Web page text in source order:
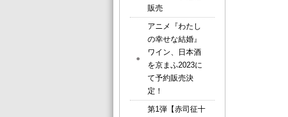
販売
アニメ『わたし
の幸せな結婚』
ワイン、日本酒
を京まふ2023に
て予約販売決
定！
第1弾【赤司征十